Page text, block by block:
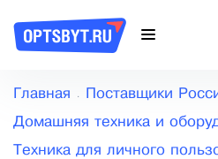
Главная Поставщики
Домашняя техника и
Техника для личного